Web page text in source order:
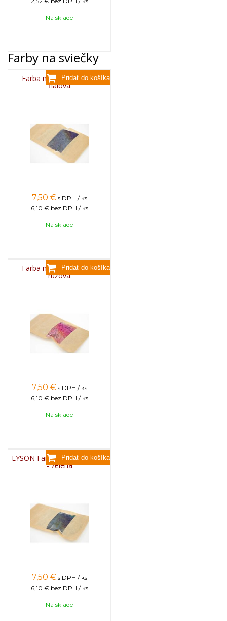
Na sklade
Farby na sviečky
Farba na sviečky, 25g -
fialová
7,50 € s DPH / ks
6,10 € bez DPH / ks
Na sklade
Farba na sviečky, 25g -
ružová
7,50 € s DPH / ks
6,10 € bez DPH / ks
Na sklade
LYSON Farba na sviečky, 25g
- zelená
7,50 € s DPH / ks
6,10 € bez DPH / ks
Na sklade